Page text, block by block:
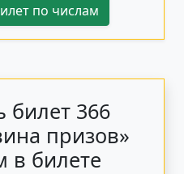
по числам
билет 366
призов»
в билете